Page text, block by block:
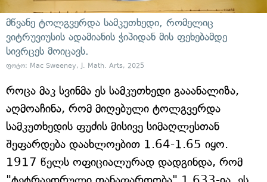
მწვანე ტოლგვერდა სამკუთხედი, რომელიც
ვიტრუვიუსის ადამიანის ჭიპიდან მის ფეხებამდე
სივრცეს მოიცავს.
ფოტო: Mac Sweeney, J. Math. Arts, 2025
როცა მაკ სვინმა ეს სამკუთხედი გააანალიზა,
აღმოაჩინა, რომ მიღებული ტოლგვერდა
სამკუთხედის ფუძის მისივე სიმაღლესთან
შეფარდება დაახლოებით 1.64-1.65 იყო.
1917 წელს ოფიციალურად დადგინდა, რომ